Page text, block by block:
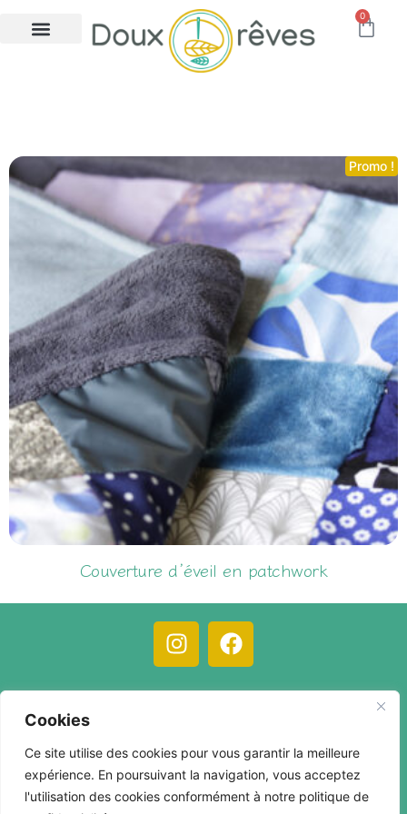
Cookies
Ce site utilise des cookies pour vous garantir la meilleure
expérience. En poursuivant la navigation, vous acceptez
l'utilisation des cookies conformément à notre politique de
0
éveil bébé
Promo !
Couverture d’éveil en patchwork
35,00€ 30,00€
Contact